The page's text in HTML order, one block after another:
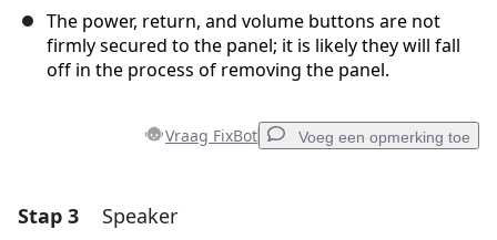
The power, return, and volume buttons are not
firmly secured to the panel; it is likely they will fall
off in the process of removing the panel.
Vraag FixBot Voeg een opmerking toe
Voeg een opmerking toe
Stap 3 Speaker